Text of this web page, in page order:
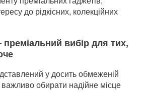
до рідкісних, колекційних
вибір для тих,
у досить обмеженій
важливо обирати надійне місце